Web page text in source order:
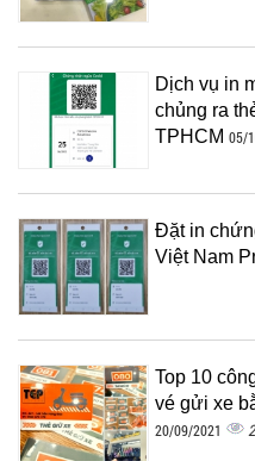
Dịch vụ in
chủng ra
TPHCM 05/
Đặt in
Việt Nam
Top 10
vé gửi xe
20/09/2021